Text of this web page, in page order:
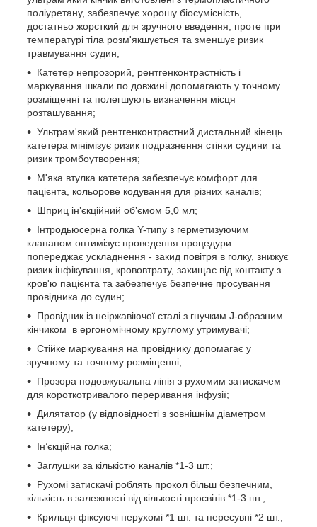
поліуретану, забезпечує хорошу біосумісність,
достатньо жорсткий для зручного введення, проте при
температурі тіла розм'якшується та зменшує ризик
травмування судин;
Катетер непрозорий, рентгенконтрастність і
маркування шкали по довжині допомагають у точному
розміщенні та полегшують визначення місця
розташування;
Ультрам'який рентгенконтрастний дистальний кінець
катетера мінімізує ризик подразнення стінки судини та
ризик тромбоутворення;
М'яка втулка катетера забезпечує комфорт для
пацієнта, кольорове кодування для різних каналів;
Шприц ін’єкційний об’ємом 5,0 мл;
Інтродьюсерна голка Y-типу з герметизуючим
клапаном оптимізує проведення процедури:
попереджає ускладнення - закид повітря в голку, знижує
ризик інфікування, крововтрату, захищає від контакту з
кров'ю пацієнта та забезпечує безпечне просування
провідника до судин;
Провідник із неіржавіючої сталі з гнучким J-образним
кінчиком в ергономічному круглому утримувачі;
Стійке маркування на провіднику допомагає у
зручному та точному розміщенні;
Прозора подовжувальна лінія з рухомим затискачем
для короткотривалого переривання інфузії;
Дилятатор (у відповідності з зовнішнім діаметром
катетеру);
Ін’єкційна голка;
Заглушки за кількістю каналів *1-3 шт.;
Рухомі затискачі роблять прокол більш безпечним,
кількість в залежності від кількості просвітів *1-3 шт.;
Крильця фіксуючі нерухомі *1 шт. та пересувні *2 шт.;